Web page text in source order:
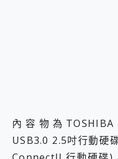
內容物為
USB3.0 2.5吋行動硬